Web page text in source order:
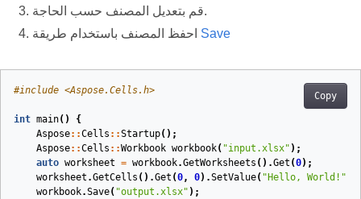
قم بتعديل المصنف حسب الحاجة.
Save
Copy
#include <Aspose.Cells.h>
int main()
{
Aspose::Cells ::Startup();
Aspose::Cells ::Workbook workbook( "input.xlsx" ) ;
auto worksheet = workbook.GetWorksheets ().Get (0);
worksheet .GetCells ().Get (0, 0).SetValue( "Hello, World!"
workbook.Save( "output.xlsx" );